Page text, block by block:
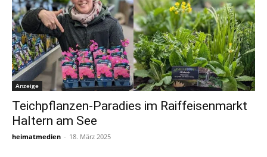
Anzeige
Teichpflanzen-Paradies im Raiffeisenmarkt
Haltern am See
heimatmedien - 18. März 2025